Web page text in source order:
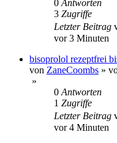
0 Antworten
3 Zugriffe
Letzter Beitrag
vor 3 Minuten
bisoprolol rezeptfrei
von ZaneCoombs »
»
0 Antworten
1 Zugriffe
Letzter Beitrag
vor 4 Minuten